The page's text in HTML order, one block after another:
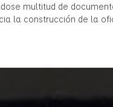
multitud de
la construcción de la